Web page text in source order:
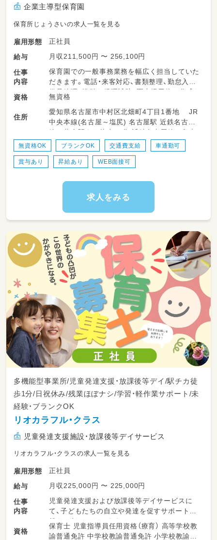
企業主導型保育園
保育所じょうさいの求人一覧を見る
雇用形態
正社員
給与
月収211,500円 〜 256,100円
仕事
内容
保育園での一般事務業務を幅広く担当していた
だきます。電話・来客対応、書類整理、勤怠入力、
備品管理、簡単な経理補助、園内掲示物の作成な
どが主な業務です。必要に応じて保育補助に入
っていただくこともあり、園運営を円滑に進め
るためのサポートとして活躍していただきま
＜スケジュール例＞
・08:00～お子さま迎え入れ、電話対応
・12:00～休憩
・13:00～備品・在庫のチェック・買出し
・15:00～保育補助、掃除、洗濯
・17:00～降園
資格 無資格
住所
愛知県名古屋市中村区北畑町4丁目1番地 JR
中央本線(名古屋～塩尻) 名古屋駅 近鉄名古屋
線 黄金駅より徒歩10分 近鉄名古屋線 烏森
駅より徒歩10分 ※車通勤OK（駐車場無料）
無資格OK ブランクOK 交通費支給 車通勤可
賞与あり 昇給あり WEB面接可
求人をみる
多機能型事業所/児童発達支援・放課後等デイ/駅チカ徒
歩1分/日祝休み/残業ほぼナシ/学習・軽作業サポート/未
経験・ブランクOK
リオカラフル・クラス
児童発達支援施設・放課後等デイサービス
リオカラフル・クラスの求人一覧を見る
雇用形態
正社員
給与
月収225,000円 〜 225,000円
仕事
内容
児童発達支援および放課後等デイサービスに
て、子どもたちの自立や発達を促すサポート全
般をお任せいたします♪
資格
保育士 児童指導員任用資格（療育） 高等学校教
諭普通免許 中学校教諭普通免許 小学校教諭普